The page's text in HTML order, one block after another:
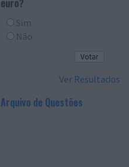
euro?
Sim
Não
Ver Resultados
Arquivo de Questões